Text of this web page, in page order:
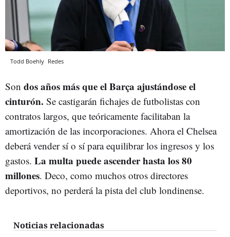
Todd Boehly Redes
Son dos años más que el Barça ajustándose el
cinturón. Se castigarán fichajes de futbolistas con
contratos largos, que teóricamente facilitaban la
amortización de las incorporaciones. Ahora el Chelsea
deberá vender sí o sí para equilibrar los ingresos y los
gastos. La multa puede ascender hasta los 80
millones. Deco, como muchos otros directores
deportivos, no perderá la pista del club londinense.
Noticias relacionadas